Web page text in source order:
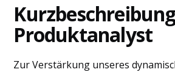
Produktanalyst
Zur Verstärkung unseres